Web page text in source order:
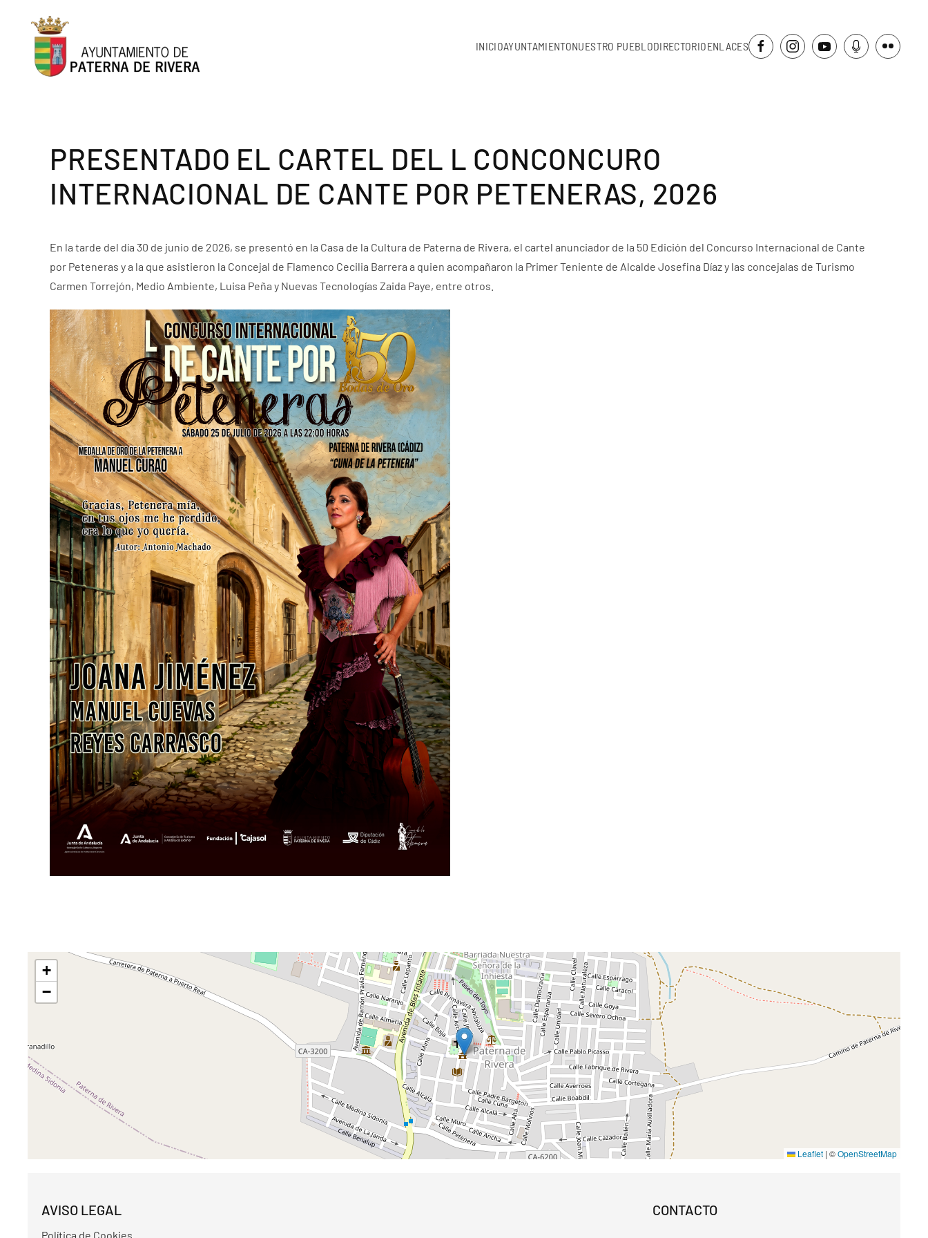
Skip to main content
INICIOAYUNTAMIENTONUESTRO PUEBLODIRECTORIOENLACES
PRESENTADO EL CARTEL DEL L CONCONCURO
INTERNACIONAL DE CANTE POR PETENERAS, 2026
En la tarde del día 30 de junio de 2026, se presentó en la Casa de la Cultura de Paterna de Rivera, el cartel anunciador de la 50 Edición del Concurso Internacional de Cante
por Peteneras y a la que asistieron la Concejal de Flamenco Cecilia Barrera a quien acompañaron la Primer Teniente de Alcalde Josefina Díaz y las concejalas de Turismo
Carmen Torrejón, Medio Ambiente, Luisa Peña y Nuevas Tecnologías Zaida Paye, entre otros.
+
−
Leaflet | ©OpenStreetMap
AVISO LEGAL
Política de Cookies
CONTACTO